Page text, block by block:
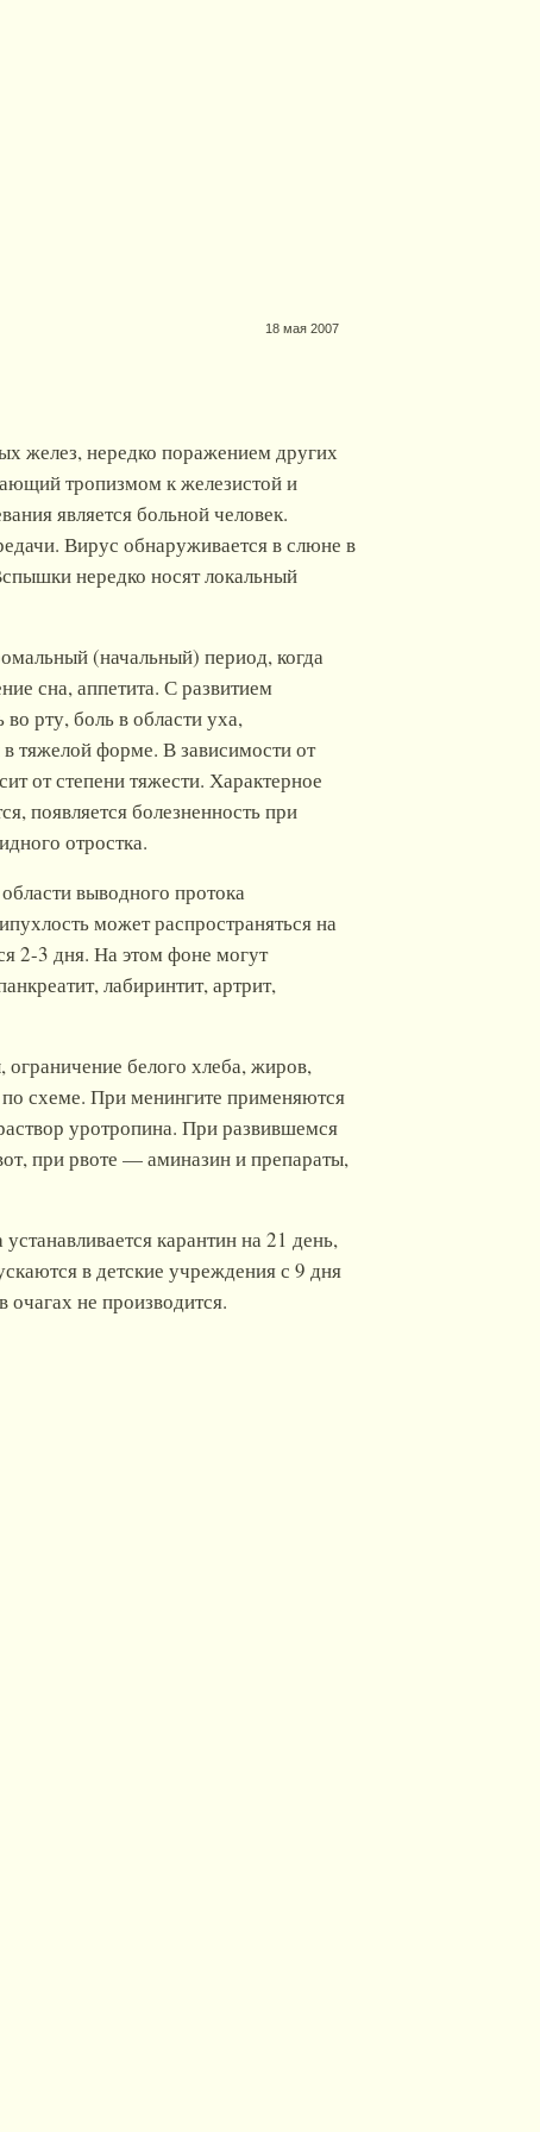
18 мая 2007
желез, нередко поражением других
тропизмом к железистой и
является больной человек.
Вирус обнаруживается в слюне в
нередко носят локальный
(начальный) период, когда
сна, аппетита. С развитием
рту, боль в области уха,
тяжелой форме. В зависимости от
от степени тяжести. Характерное
появляется болезненность при
отростка.
выводного протока
может распространяться на
2-3 дня. На этом фоне могут
лабиринтит, артрит,
белого хлеба, жиров,
схеме. При менингите применяются
уротропина. При развившемся
при рвоте — аминазин и препараты,
карантин на 21 день,
в детские учреждения с 9 дня
не производится.